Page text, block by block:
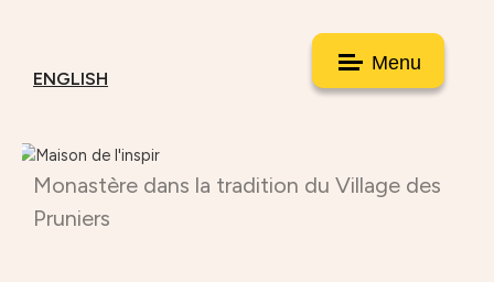
Menu
ENGLISH
Monastère dans la tradition du Village des
Pruniers